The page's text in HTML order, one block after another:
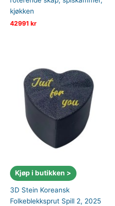
kjøkken
42991 kr
Kjøp i butikken >
3D Stein Koreansk
Folkeblekksprut Spill 2, 2025